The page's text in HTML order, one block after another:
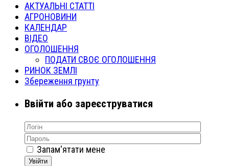
АКТУАЛЬНІ СТАТТІ
АГРОНОВИНИ
КАЛЕНДАР
ВІДЕО
ОГОЛОШЕННЯ
ПОДАТИ СВОЄ ОГОЛОШЕННЯ
РИНОК ЗЕМЛІ
Збереження грунту
Ввійти або зареєструватися
Запам'ятати мене
Увійти